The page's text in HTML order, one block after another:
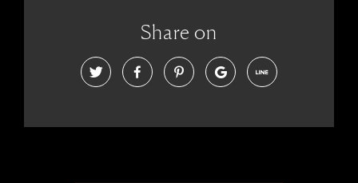
Share on